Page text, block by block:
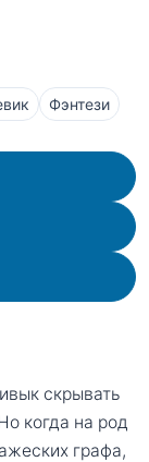
Фэнтези
скрывать
когда на род
графа,